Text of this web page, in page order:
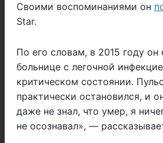
Своими воспоминаниями он
Star.
По его словам, в 2015 году он
больнице с легочной
критическом состоянии.
практически остановился, и
даже не знал, что умер, я
не осознавал», —